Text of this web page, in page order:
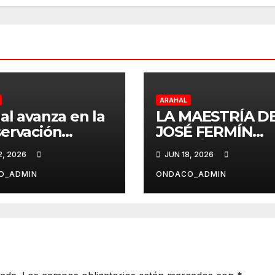
avanza en la
con
recursos
2026
ARAHAL
LA MAESTRÍA
JOSÉ FERMÍN
FERNÁNDEZ
AL FESTIVAL AL
GURUGÚ DE
ARAHAL
JUN 18, 2026
ONDACO_ADMIN